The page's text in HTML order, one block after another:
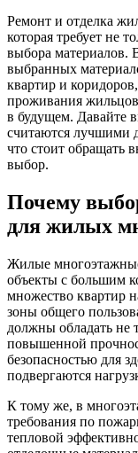
Ремонт и отделка
которая требует не
выбора материалов.
выбранных
квартир и
проживания
в будущем. Давайте
считаются лучшими
что стоит обращать
выбор.
Почему
для жилых
Жилые
объекты с большим
множество квартир
зоны общего
должны обладать не
повышенной
безопасностью для
подвергаются
К тому же, в
требования по
тепловой